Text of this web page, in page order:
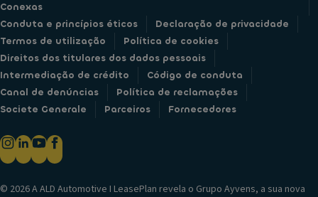
Conexas
Conduta e princípios éticos
Declaração de privacidade
Termos de utilização
Política de cookies
Direitos dos titulares dos dados pessoais
Intermediação de crédito
Código de conduta
Canal de denúncias
Política de reclamações
Societe Generale
Parceiros Fornecedores
© 2026 A ALD Automotive I LeasePlan revela o Grupo Ayvens, a sua nova